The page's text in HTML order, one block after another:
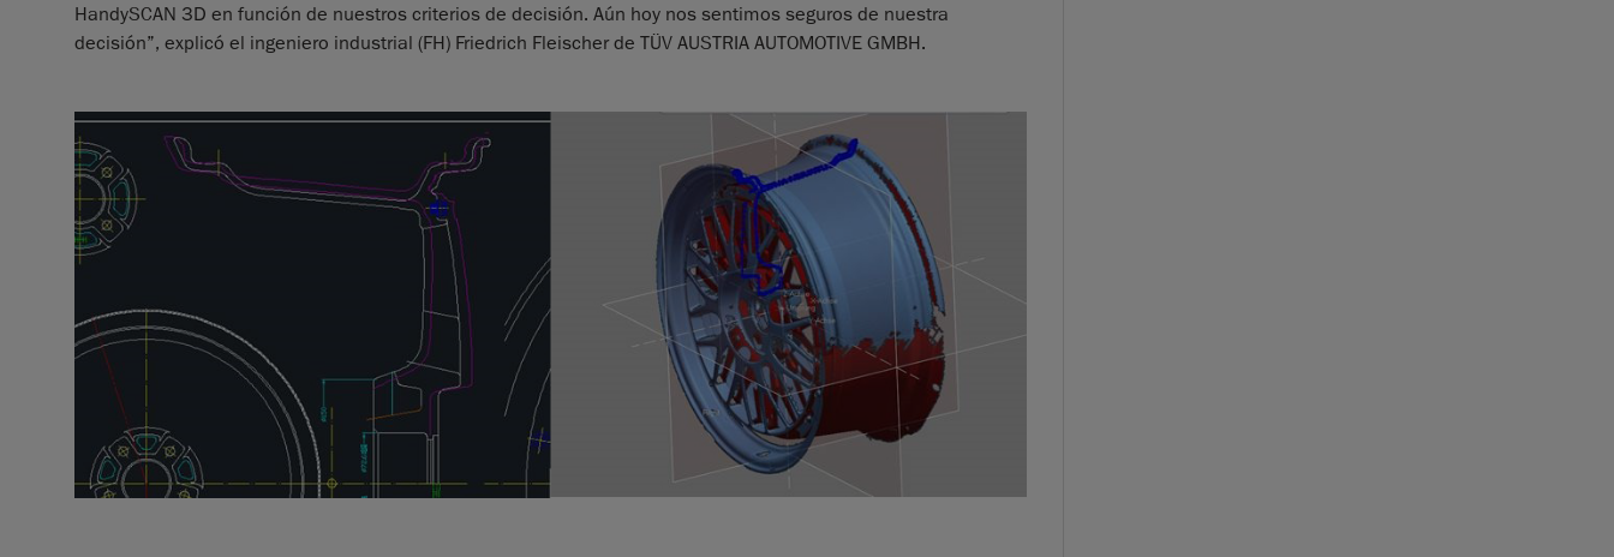
HandySCAN 3D en función de nuestros criterios de decisión. Aún hoy nos sentimos seguros de nuestra
decisión”, explicó el ingeniero industrial (FH) Friedrich Fleischer de TÜV AUSTRIA AUTOMOTIVE GMBH.